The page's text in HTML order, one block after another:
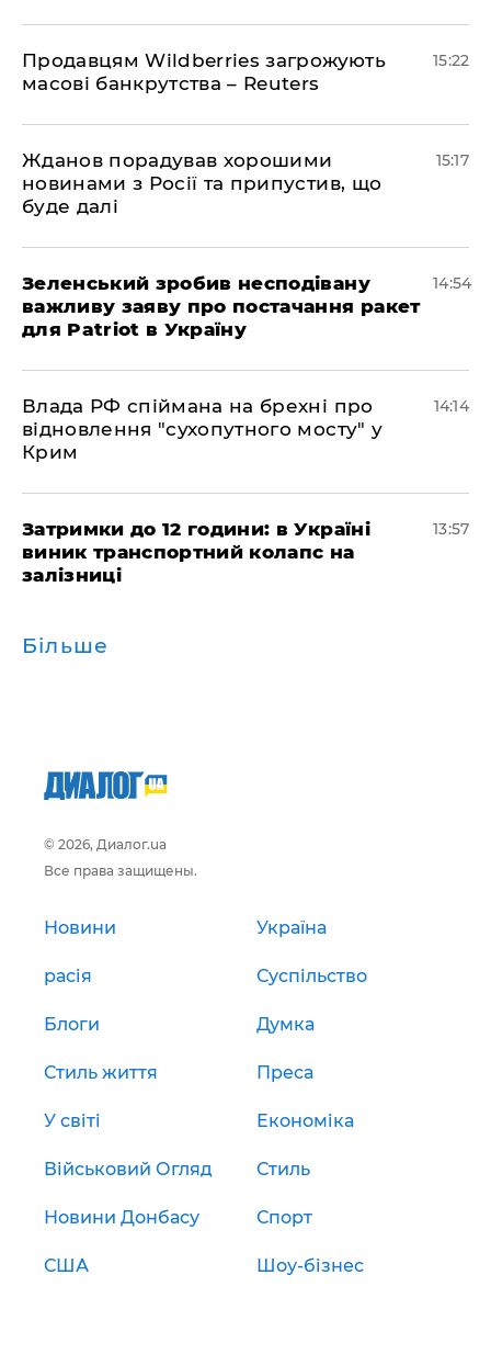
Продавцям Wildberries загрожують
масові банкрутства – Reuters
15:22
Жданов порадував хорошими
новинами з Росії та припустив, що
буде далі
15:17
Зеленський зробив несподівану
важливу заяву про постачання ракет
для Patriot в Україну
14:54
Влада РФ спіймана на брехні про
відновлення "сухопутного мосту" у
Крим
14:14
Затримки до 12 години: в Україні
виник транспортний колапс на
залізниці
13:57
Більше
© 2026, Диалог.ua
Все права защищены.
Новини Україна
расія Суспільство
Блоги Думка
Стиль життя Преса
У світі Економіка
Військовий Огляд Стиль
Новини Донбасу Спорт
США Шоу-бізнес